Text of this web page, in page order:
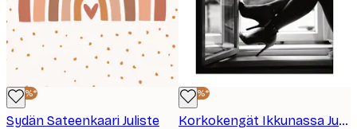
-40%*
Sydän Sateenkaari Juliste
-40%*
Korkokengät Ikkunassa Juliste